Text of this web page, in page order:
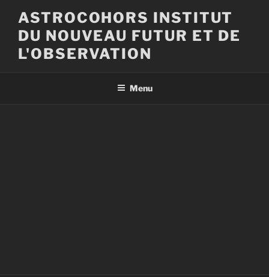
contenu
principal
ASTROCOHORS INSTITUT
DU NOUVEAU FUTUR ET DE
L'OBSERVATION
Menu